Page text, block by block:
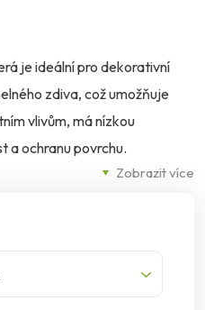
Zobrazit více
je ideální pro dekorativní
zdiva, což umožňuje
vlivům, má nízkou
a ochranu povrchu.
celé paletě barev Ceresit
EPS-F nebo minerální vlny